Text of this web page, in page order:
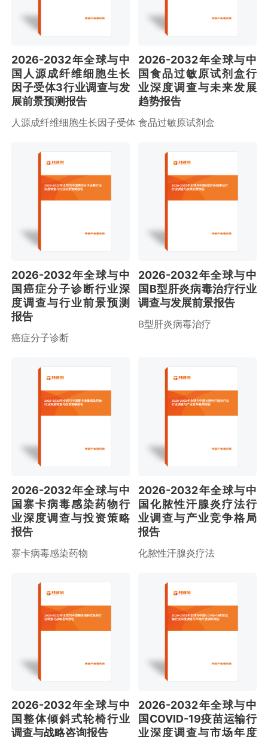
2026-2032年全球与中
国人源成纤维细胞生长
因子受体3行业调查与发
展前景预测报告
人源成纤维细胞生长因子受体
2026-2032年全球与中
国食品过敏原试剂盒行
业深度调查与未来发展
趋势报告
食品过敏原试剂盒
2026-2032年全球与中国癌症分子诊断行业
深度调查与行业前景预测报告
2026-2032年全球与中
国癌症分子诊断行业深
度调查与行业前景预测
报告
癌症分子诊断
2026-2032年全球与中国B型肝炎病毒治疗
行业调查与发展前景报告
2026-2032年全球与中
国B型肝炎病毒治疗行业
调查与发展前景报告
B型肝炎病毒治疗
2026-2032年全球与中国寨卡病毒感染药物
行业深度调查与投资策略报告
2026-2032年全球与中
国寨卡病毒感染药物行
业深度调查与投资策略
报告
寨卡病毒感染药物
2026-2032年全球与中国化脓性汗腺炎疗法
行业调查与产业竞争格局报告
2026-2032年全球与中
国化脓性汗腺炎疗法行
业调查与产业竞争格局
报告
化脓性汗腺炎疗法
2026-2032年全球与中国整体倾斜式轮椅行
业调查与战略咨询报告
2026-2032年全球与中
国整体倾斜式轮椅行业
调查与战略咨询报告
2026-2032年全球与中国COVID-19疫苗运
输行业深度调查与市场年度调研报告
2026-2032年全球与中
国COVID-19疫苗运输行
业深度调查与市场年度